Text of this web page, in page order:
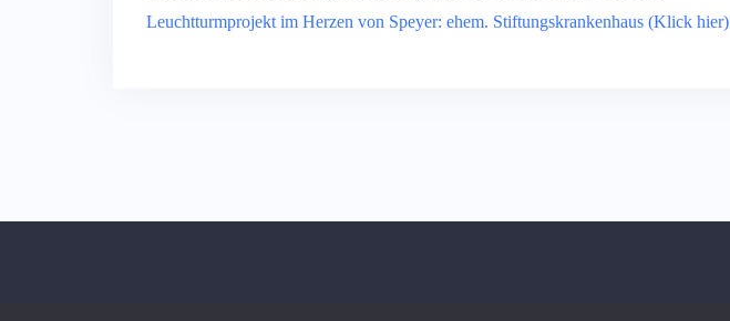
Leuchtturmprojekt im Herzen von Speyer: ehem. Stiftungskrankenhaus (Klick hier)